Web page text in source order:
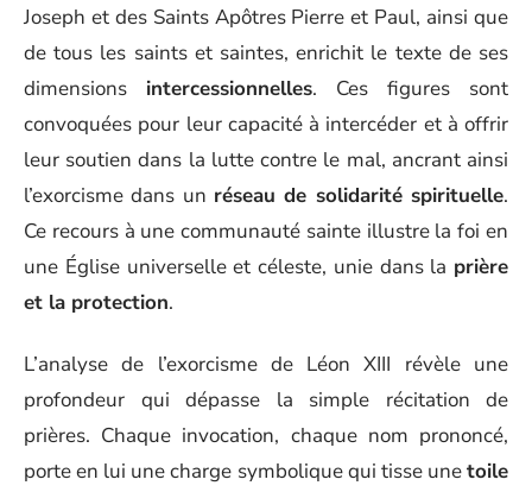
Joseph et des Saints Apôtres Pierre et Paul, ainsi que
de tous les saints et saintes, enrichit le texte de ses
dimensions intercessionnelles. Ces figures sont
convoquées pour leur capacité à intercéder et à offrir
leur soutien dans la lutte contre le mal, ancrant ainsi
l’exorcisme dans un réseau de solidarité spirituelle.
Ce recours à une communauté sainte illustre la foi en
une Église universelle et céleste, unie dans la prière
et la protection.
L’analyse de l’exorcisme de Léon XIII révèle une
profondeur qui dépasse la simple récitation de
prières. Chaque invocation, chaque nom prononcé,
porte en lui une charge symbolique qui tisse unetoile